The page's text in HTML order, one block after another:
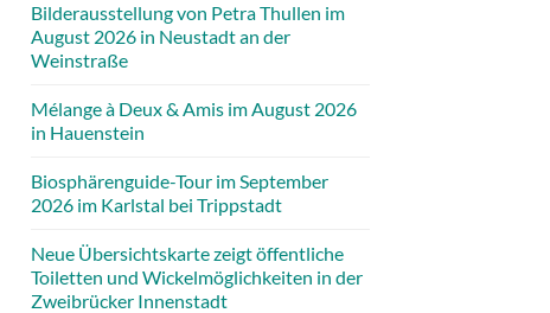
Bilderausstellung von Petra Thullen im
August 2026 in Neustadt an der
Weinstraße
Mélange à Deux & Amis im August 2026
in Hauenstein
Biosphärenguide-Tour im September
2026 im Karlstal bei Trippstadt
Neue Übersichtskarte zeigt öffentliche
Toiletten und Wickelmöglichkeiten in der
Zweibrücker Innenstadt